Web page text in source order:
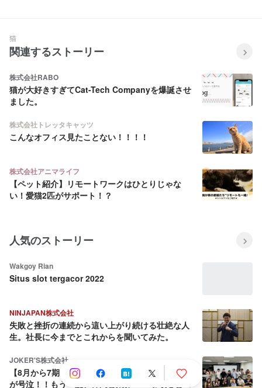
猫
関連するストーリー
株式会社RABO
猫が大好きすぎてCat-Tech Companyを爆誕させ
ました。
株式会社トレッタキャッツ
こんなオフィス見たことない！！！！
株式会社アニマライフ
【ペット紹介】リモートワークはひとりじゃな
い！愛猫2匹がサポート！？
人気のストーリー
Wakgoy Rian
Situs slot tergacor 2022
NINJAPAN株式会社
失敗と挫折の連続から這い上がり続ける壮絶な人
生。社長に今までとこれからを聞いてみた。
JOKER'S株式会社
【8月から7期目へ】会社を売却しようとした社長
が号泣！！もう一度、仲間と業界No.1を取ると決